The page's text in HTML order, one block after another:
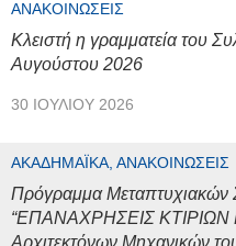
ΑΝΑΚΟΙΝΏΣΕΙΣ
Κλειστή η γραμματεία του
Αυγούστου 2026
30 ΙΟΥΛΊΟΥ 2026
ΑΚΑΔΗΜΑΪΚΆ, ΑΝΑΚΟΙΝΏΣΕΙΣ
Πρόγραμμα Μεταπτυχιακών
“ΕΠΑΝΑΧΡΗΣΕΙΣ ΚΤΙΡΙΩΝ
Αρχιτεκτόνων Μηχανικών